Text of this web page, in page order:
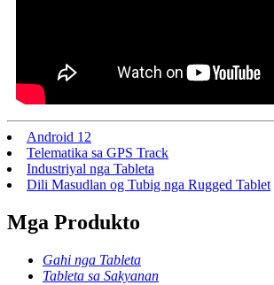
Android 12
Telematika sa GPS Track
Industriyal nga Tableta
Dili Masudlan og Tubig nga Rugged Tablet
Mga Produkto
Gahi nga Tableta
Tableta sa Sakyanan